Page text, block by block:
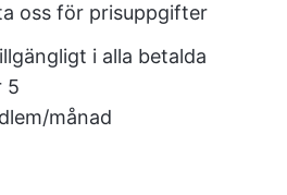
oss för prisuppgifter
i alla betalda
5
månad